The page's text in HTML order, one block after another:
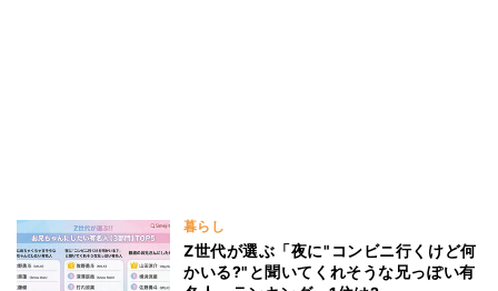
暮らし
Z世代が選ぶ「夜に"コンビニ行くけど何
かいる?"と聞いてくれそうな兄っぽい有